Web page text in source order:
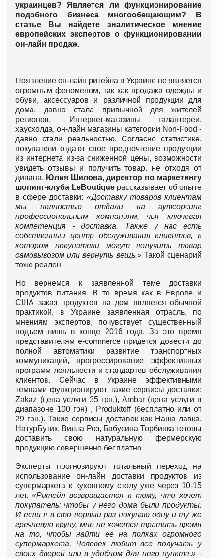
украинцев? Является ли функционирование
подобного бизнеса многообещающим? В
статье Вы найдете аналитическое мнение
европейских экспертов о функционировании
он-лайн продаж.
Появление он-лайн ритейла в Украине не является
огромным феноменом, так как продажа одежды и
обуви, аксессуаров и различной продукции для
дома, давно стала привычной для жителей
регионов. Интернет-магазины галантереи,
хаусхолда, он-лайн магазины категории Non-Food -
давно стали реальностью. Согласно статистике,
покупатели отдают свое предпочтение продукции
из интернета из-за сниженной цены, возможности
увидеть отзывы и получить товар, не отходя от
дивана. Юлия Шилова, директор по маркетингу
шопинг-клуба LeBoutiqueрассказывает об опыте
в сфере доставки: «Доставку товаров клиентам
мы полностью отдали на аутсорсинг
профессиональным компаниям, чья ключевая
компетенция - доставка. Также у нас есть
собственный центр обслуживания клиентов, в
котором покупатели могут получить товар
самовывозом или вернуть вещь.»Такой сценарий
тоже реален.
Но вернемся к заявленной теме доставки
продуктов питания. В то время как в Европе и
США заказ продуктов на дом является обычной
практикой, в Украине заявленная отрасль, по
мнениям экспертов, почувствует существенный
подъем лишь в конце 2016 года. За это время
представителям e-commerce придется довести до
полной автоматики развитие транспортных
коммуникаций, прогрессирование эффективных
программ лояльности и стандартов обслуживания
клиентов. Сейчас в Украине эффективными
темпами функционируют такие сервисы доставки:
Zakaz (цена услуги 35 грн.), Ambar (цена услуги в
диапазоне 100 грн) , Produktoff (бесплатно или от
29 грн.). Такие сервисы доставок как Наша лавка,
НатурБутик, Вилла Роз, Бабусина Торбинка готовы
доставить свою натуральную фермерскую
продукцию совершенно бесплатно.
Эксперты прогнозируют тотальный переход на
использование он-лайн доставки продуктов из
супермаркета к кухонному столу уже через 10-15
лет.«Ритейл возвращается к тому, что хочет
покупатель: чтобы у него дома были продукты.
И если я в сто первый раз покупаю одну и ту же
гречневую крупу, мне не хочется тратить время
на то, чтобы найти ее на полках огромного
супермаркета. Человек любит все получать у
своих дверей или в удобном для него пункте.» -